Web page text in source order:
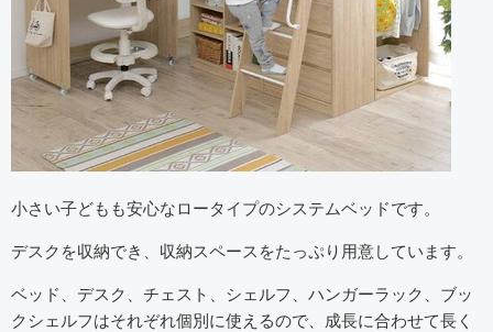
小さい子どもも安心なロータイプのシステムベッドです。
デスクを収納でき、収納スペースをたっぷり用意しています。
ベッド、デスク、チェスト、シェルフ、ハンガーラック、ブッ
クシェルフはそれぞれ個別に使えるので、成長に合わせて長く